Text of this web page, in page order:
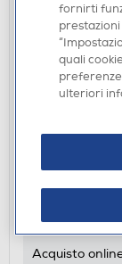
LG - MONITOR
165HZ
DISPONIBILE
Acquisto
fornirti
quali
ulteriori